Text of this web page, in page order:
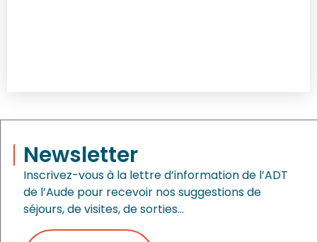
Newsletter
Inscrivez-vous à la lettre d’information de l’ADT
de l’Aude pour recevoir nos suggestions de
séjours, de visites, de sorties…